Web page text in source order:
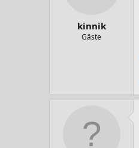
kinnik
Gäste